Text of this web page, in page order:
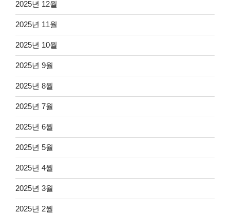
2025년 12월
2025년 11월
2025년 10월
2025년 9월
2025년 8월
2025년 7월
2025년 6월
2025년 5월
2025년 4월
2025년 3월
2025년 2월